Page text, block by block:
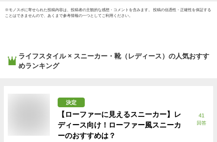
※モノスポに寄せられた投稿内容は、投稿者の主観的な感想・コメントを含みます。 投稿の信憑性・正確性を保証する
ことはできませんので、あくまで参考情報の一つとしてご利用ください。
ライフスタイル × スニーカー・靴（レディース） の人気おすす
めランキング
決定
【ローファーに見えるスニーカー】レ
ディース向け！ローファー風スニーカ
ーのおすすめは？
41
回答